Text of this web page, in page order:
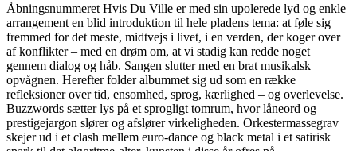
Åbningsnummeret Hvis Du Ville er med sin upolerede lyd og enkle
arrangement en blid introduktion til hele pladens tema: at føle sig
fremmed for det meste, midtvejs i livet, i en verden, der koger over
af konflikter – med en drøm om, at vi stadig kan redde noget
gennem dialog og håb. Sangen slutter med en brat musikalsk
opvågnen. Herefter folder albummet sig ud som en række
refleksioner over tid, ensomhed, sprog, kærlighed – og overlevelse.
Buzzwords sætter lys på et sprogligt tomrum, hvor låneord og
prestigejargon slører og afslører virkeligheden. Orkestermassegrav
skejer ud i et clash mellem euro-dance og black metal i et satirisk